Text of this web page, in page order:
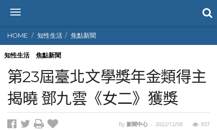
T
g
g
l
n
a
v
i
g
HOME 知性生活 焦點新聞
知性生活 焦點新聞
第23屆臺北文學獎年金類得主
揭曉 鄧九雲《女二》獲獎
By 新聞中心 - 2022/12/08 837